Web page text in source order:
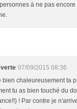
à ne pas
07/09/2015 08:36
bien chaleureusement ta
tu as bien touché du
! Par contre je